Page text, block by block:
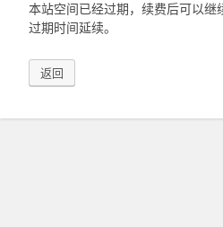
本站空间已经过期，续费后可以继
过期时间延续。
返回